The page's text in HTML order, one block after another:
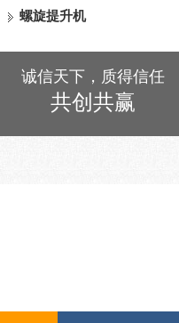
螺旋提升机
诚信天下，质得信任
共创共赢